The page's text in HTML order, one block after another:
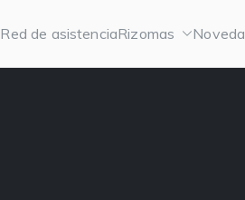
Red de asistenciaRizomas